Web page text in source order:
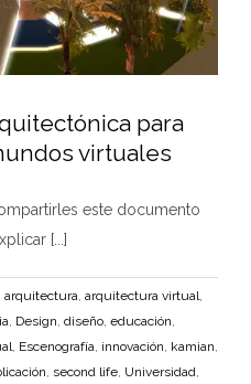
para
virtuales
este documento
[...]
arquitectura, arquitectura virtual,
, Design, diseño, educación,
, Escenografía, innovación, kamian,
, second life, Universidad,